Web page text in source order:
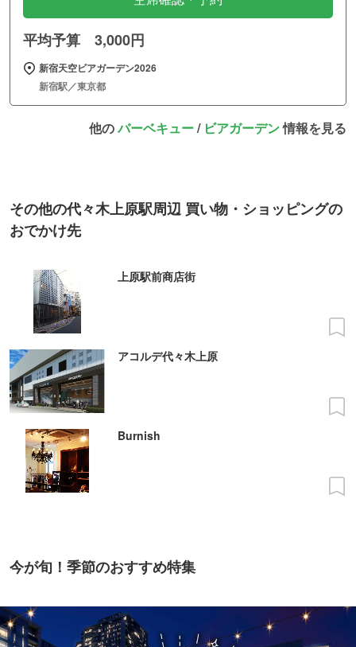
平均予算 3,000円
新宿天空ビアガーデン2026
新宿駅／東京都
他のバーベキュー/ ビアガーデン情報を見る
その他の代々木上原駅周辺 買い物・ショッピングの
おでかけ先
上原駅前商店街
アコルデ代々木上原
Burnish
今が旬！季節のおすすめ特集